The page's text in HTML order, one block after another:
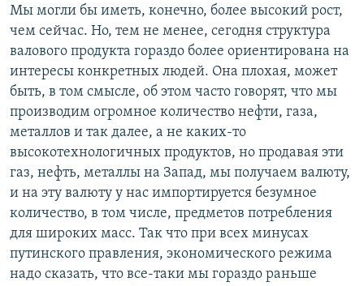
Мы могли бы иметь, конечно, более высокий рост,
чем сейчас. Но, тем не менее, сегодня структура
валового продукта гораздо более ориентирована на
интересы конкретных людей. Она плохая, может
быть, в том смысле, об этом часто говорят, что мы
производим огромное количество нефти, газа,
металлов и так далее, а не каких-то
высокотехнологичных продуктов, но продавая эти
газ, нефть, металлы на Запад, мы получаем валюту,
и на эту валюту у нас импортируется безумное
количество, в том числе, предметов потребления
для широких масс. Так что при всех минусах
путинского правления, экономического режима
надо сказать, что все-таки мы гораздо раньше